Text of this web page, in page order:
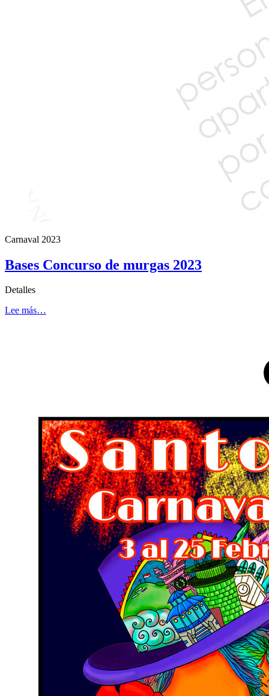
Carnaval 2023
Bases Concurso de murgas 2023
Detalles
Lee más…